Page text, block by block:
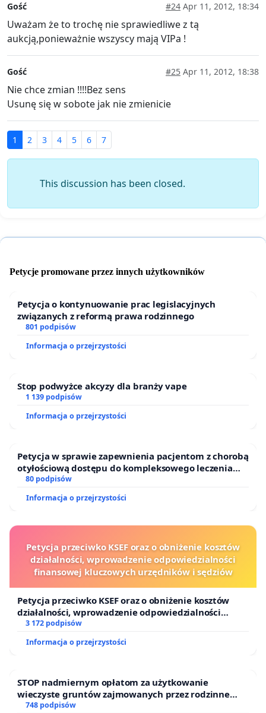
Gość #24 Apr 11, 2012, 18:34
Uważam że to trochę nie sprawiedliwe z tą
aukcją,ponieważnie wszyscy mają VIPa !
Gość #25 Apr 11, 2012, 18:38
Nie chce zmian !!!!Bez sens
Usunę się w sobote jak nie zmienicie
1 2 3 4 5 6 7
This discussion has been closed.
Petycje promowane przez innych użytkowników
Petycja o kontynuowanie prac legislacyjnych
związanych z reformą prawa rodzinnego
801 podpisów
Informacja o przejrzystości
Stop podwyżce akcyzy dla branży vape
1 139 podpisów
Informacja o przejrzystości
Petycja w sprawie zapewnienia pacjentom z chorobą
otyłościową dostępu do kompleksowego leczenia
oraz programów profilaktycznych.
80 podpisów
Informacja o przejrzystości
Petycja przeciwko KSEF oraz o obniżenie kosztów
działalności, wprowadzenie odpowiedzialności
finansowej kluczowych urzędników i sędziów
Petycja przeciwko KSEF oraz o obniżenie kosztów
działalności, wprowadzenie odpowiedzialności
finansowej kluczowych urzędników i sędziów
3 172 podpisów
Informacja o przejrzystości
STOP nadmiernym opłatom za użytkowanie
wieczyste gruntów zajmowanych przez rodzinne
ogrody działkowe.
748 podpisów